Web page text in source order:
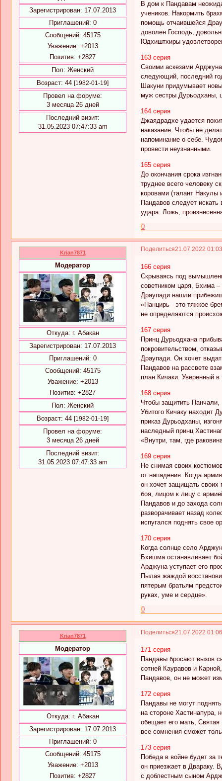
Зарегистрирован: 17.07.2013
Приглашений: 0
Сообщений: 45175
Уважение: +2013
Позитив: +2827
Пол: Женский
Возраст: 44 [1982-01-19]
Провел на форуме:
3 месяца 26 дней
Последний визит:
31.05.2023 07:47:33 am
В дом к Пандавам
учеников. Накормить
помощь отчаившейся
доволен Господь,
Юдхиштхиры
163 серия
Своими аскезами
следующий, последний
Шакуни придумывает
муж сестры Дурьодханы,
164 серия
Джаядрадхе удается
наказание. Чтобы не
напоминание о себе.
провести неузнанными.
165 серия
До окончания срока
труднее всего человеку
коровами (талант Накулы
Пандавов следует искать
удара. Ложь,
0
Поделиться21.07.2022
Krian7871
Модератор
Откуда: г. Абакан
Зарегистрирован: 17.07.2013
Приглашений: 0
Сообщений: 45175
Уважение: +2013
Позитив: +2827
Пол: Женский
Возраст: 44 [1982-01-19]
Провел на форуме:
3 месяца 26 дней
Последний визит:
31.05.2023 07:47:33 am
166 серия
Скрываясь под
советником царя, Бхима
Драупади нашли
«Панцирь - это тяжкое
не определяются
167 серия
Принц Дурьодхана
покровительством,
Драупади. Он хочет
Пандавов на рассвете
план Кичаки. Уверенный
168 серия
Чтобы защитить
Убитого Кичаку находит
приказ Дурьодханы,
наследный принц
«Внутри, там, где
169 серия
Не снимая своих
от нападения. Когда
он хочет защищать своих
боя, лицом к лицу с
Пандавов и до захода
разворачивает назад
испугался поднять свое
170 серия
Когда солнце село
Бхишма останавливает
Арджуна уступает его
Пылая жаждой
пятерым братьям
руках, уме и сердце».
0
Поделиться21.07.2022
Krian7871
Модератор
Откуда: г. Абакан
Зарегистрирован: 17.07.2013
Приглашений: 0
Сообщений: 45175
Уважение: +2013
Позитив: +2827
171 серия
Пандавы бросают вызов
сотней Кауравов и
Пандавов, он не может
172 серия
Пандавы не могут
на стороне Хастинапура,
обещает его мать, Святая
все сомнения сможет
173 серия
Победа в войне будет за
он приезжает в Двараку.
с доблестным сыном